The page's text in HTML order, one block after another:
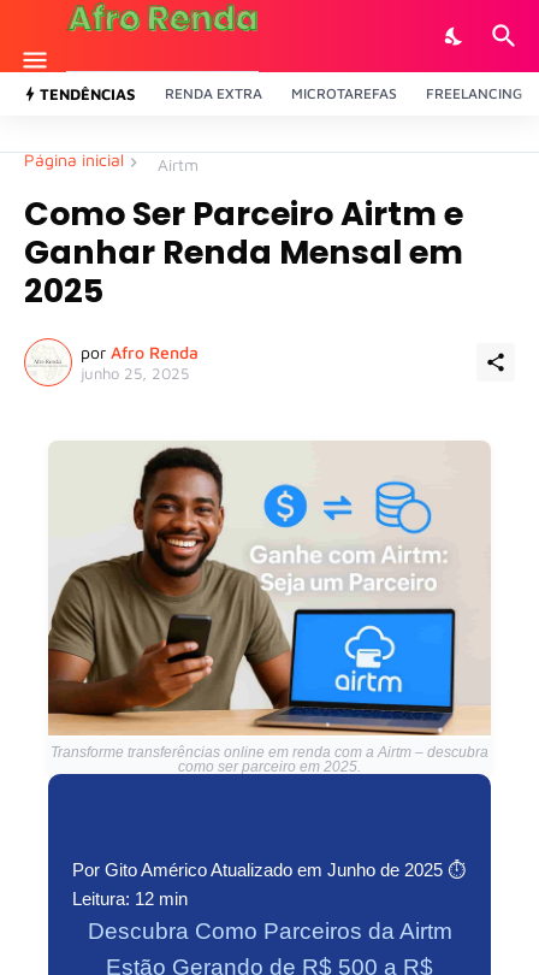
TENDÊNCIAS RENDA EXTRA MICROTAREFAS FREELANCING
Página inicial Airtm
Como Ser Parceiro Airtm e
Ganhar Renda Mensal em
2025
por Afro Renda
junho 25, 2025
Transforme transferências online em renda com a Airtm – descubra
como ser parceiro em 2025.
Por Gito AméricoAtualizado em Junho de 2025 ⏱
Leitura: 12 min
Descubra Como Parceiros da Airtm
Estão Gerando de R$ 500 a R$